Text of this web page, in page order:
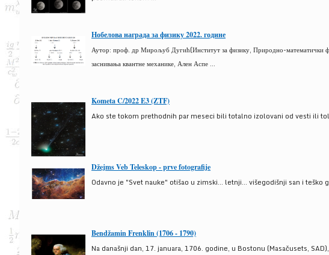
Нобелова награда за физику 2022. године
Аутор: проф. др Мирољуб Дугић(Институт за физику, Природно-математички
заснивања квантне механике, Ален Аспе ...
Kometa C/2022 E3 (ZTF)
Ako ste tokom prethodnih par meseci bili totalno izolovani od vesti ili
Džejms Veb Teleskop - prve fotografije
Odavno je "Svet nauke" otišao u zimski... letnji... višegodišnji san i
Bendžamin Frenklin (1706 - 1790)
Na današnji dan, 17. januara, 1706. godine, u Bostonu (Masačusets,